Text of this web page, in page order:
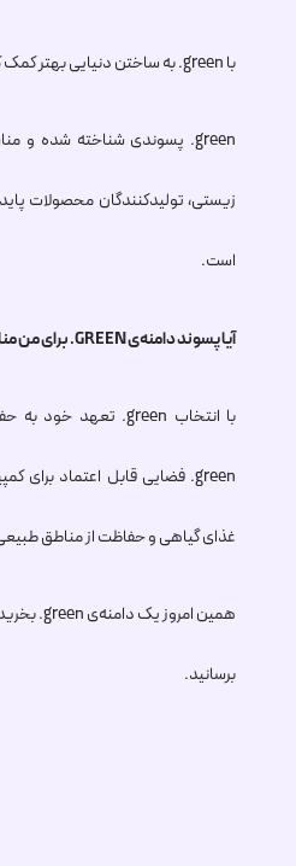
با.greenبه ساختن دنیایی بهتر کمک
.green پسوندی شناخته شده و
زیستی، تولیدکنندگان محصولات
است.
آیا پسوند دامنه‌ی.GREENبرای من
با انتخاب .green تعهد خود به
.green فضایی قابل اعتماد برای
غذای گیاهی و حفاظت از مناطق
همین امروز یک دامنه‌ی.green
برسانید.